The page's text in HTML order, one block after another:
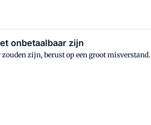
onbetaalbaar zijn
zijn, berust op een groot